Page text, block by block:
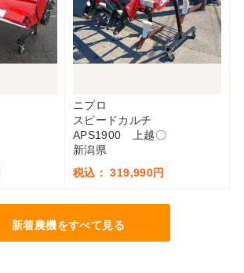
ニプロ
スピードカルチ
APS1900 上越〇
新潟県
税込： 319,990円
新着農機をすべて見る